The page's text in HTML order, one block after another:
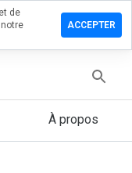
À propos
de
ACCEPTER